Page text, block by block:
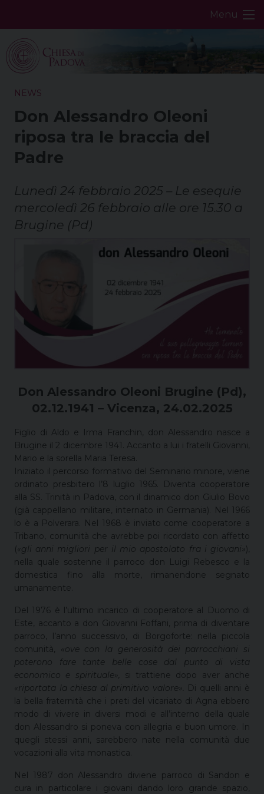
Menu
NEWS
Don Alessandro Oleoni
riposa tra le braccia del
Padre
Lunedì 24 febbraio 2025 – Le esequie
mercoledì 26 febbraio alle ore 15.30 a
Brugine (Pd)
Don Alessandro Oleoni Brugine (Pd),
02.12.1941 – Vicenza, 24.02.2025
Figlio di Aldo e Irma Franchin, don Alessandro nasce a
Brugine il 2 dicembre 1941. Accanto a lui i fratelli Giovanni,
Mario e la sorella Maria Teresa.
Iniziato il percorso formativo del Seminario minore, viene
ordinato presbitero l’8 luglio 1965. Diventa cooperatore
alla SS. Trinità in Padova, con il dinamico don Giulio Bovo
(già cappellano militare, internato in Germania). Nel 1966
lo è a Polverara. Nel 1968 è inviato come cooperatore a
Tribano, comunità che avrebbe poi ricordato con affetto
(«gli anni migliori per il mio apostolato fra i giovani» ),
nella quale sostenne il parroco don Luigi Rebesco e la
domestica fino alla morte, rimanendone segnato
umanamente.
Del 1976 è l’ultimo incarico di cooperatore al Duomo di
Este, accanto a don Giovanni Foffani, prima di diventare
parroco, l’anno successivo, di Borgoforte: nella piccola
comunità, «ove con la generosità dei parrocchiani si
poterono fare tante belle cose dal punto di vista
economico e spirituale», si trattiene dopo aver anche
«riportata la chiesa al primitivo valore».
Di quelli anni è
la bella fraternità che i preti del vicariato di Agna ebbero
modo di vivere in diversi modi e all’interno della quale
don Alessandro si poneva con allegria e buon umore. In
quegli stessi anni, sarebbero nate nella comunità due
vocazioni alla vita monastica.
Nel 1987 don Alessandro diviene parroco di Sandon e
cura in particolare i giovani dando loro grande spazio,